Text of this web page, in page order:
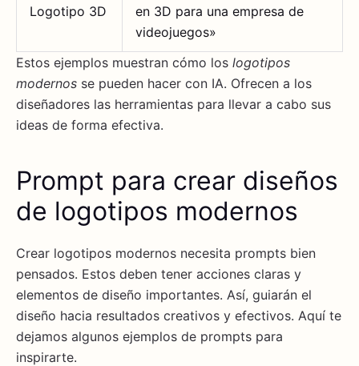
Logotipo 3D
en 3D para una empresa de
videojuegos»
Estos ejemplos muestran cómo los logotipos
modernos se pueden hacer con IA. Ofrecen a los
diseñadores las herramientas para llevar a cabo sus
ideas de forma efectiva.
Prompt para crear diseños
de logotipos modernos
Crear logotipos modernos necesita prompts bien
pensados. Estos deben tener acciones claras y
elementos de diseño importantes. Así, guiarán el
diseño hacia resultados creativos y efectivos. Aquí te
dejamos algunos ejemplos de prompts para
inspirarte.